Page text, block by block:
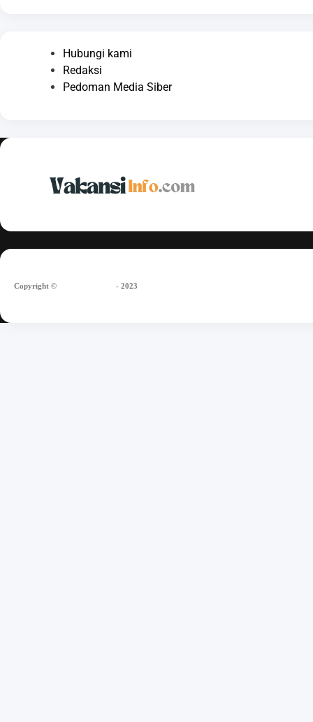
Hubungi kami
Redaksi
Pedoman Media Siber
Copyright © - 2023